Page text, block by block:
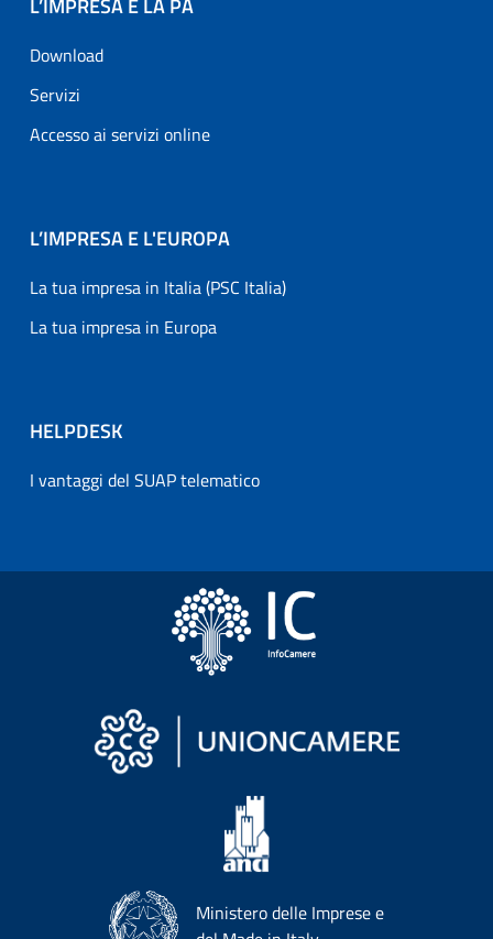
L’IMPRESA E LA PA
Download
Servizi
Accesso ai servizi online
L’IMPRESA E L'EUROPA
La tua impresa in Italia (PSC Italia)
La tua impresa in Europa
HELPDESK
I vantaggi del SUAP telematico
Ministero delle Imprese e